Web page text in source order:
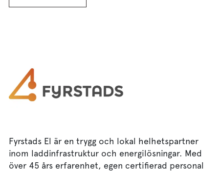
Fyrstads El är en trygg och lokal helhetspartner
inom laddinfrastruktur och energilösningar. Med
över 45 års erfarenhet, egen certifierad personal